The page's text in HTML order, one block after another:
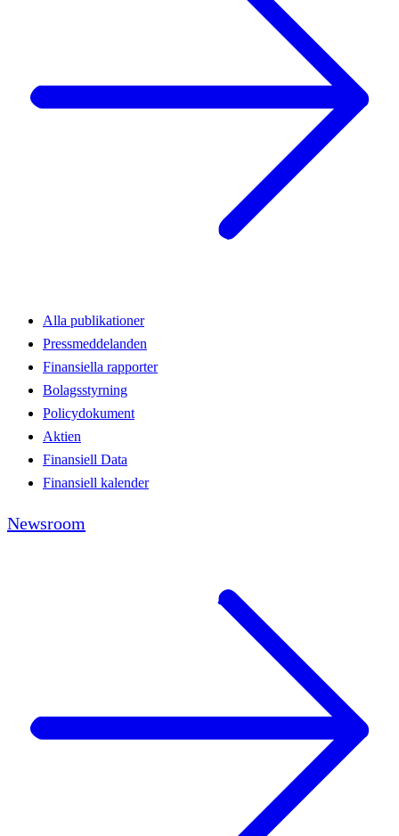
Alla publikationer
Pressmeddelanden
Finansiella rapporter
Bolagsstyrning
Policydokument
Aktien
Finansiell Data
Finansiell kalender
Newsroom